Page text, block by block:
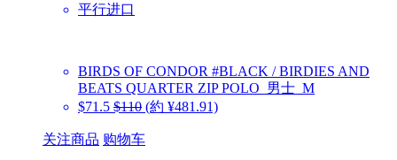
平行进口
BIRDS OF CONDOR #BLACK / BIRDIES AND
BEATS QUARTER ZIP POLO_男士_M
$71.5 $110 (約 ¥481.91)
关注商品 购物车